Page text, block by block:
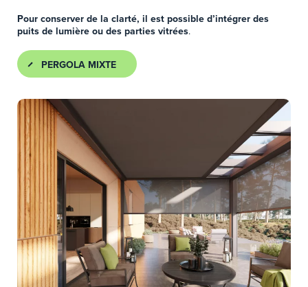
Pour conserver de la clarté, il est possible d’intégrer des
puits de lumière ou des parties vitrées.
PERGOLA MIXTE